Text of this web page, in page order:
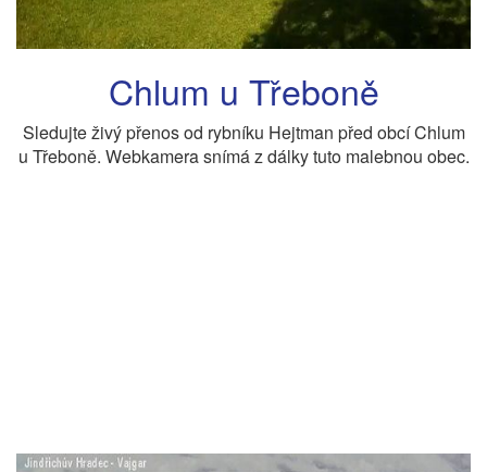
Chlum u Třeboně
Sledujte živý přenos od rybníku Hejtman před obcí Chlum
u Třeboně. Webkamera snímá z dálky tuto malebnou obec.